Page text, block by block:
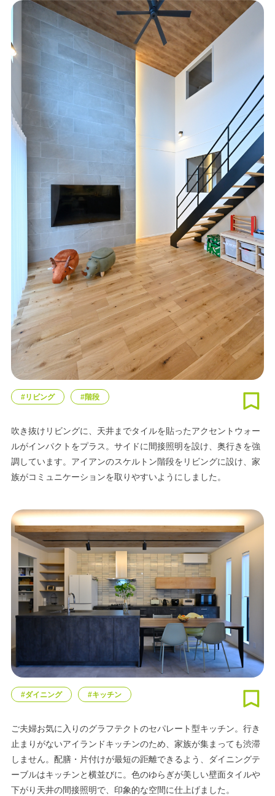
#リビング #階段
吹き抜けリビングに、天井までタイルを貼ったアクセントウォー
ルがインパクトをプラス。サイドに間接照明を設け、奥行きを強
調しています。アイアンのスケルトン階段をリビングに設け、家
族がコミュニケーションを取りやすいようにしました。
#ダイニング #キッチン
ご夫婦お気に入りのグラフテクトのセパレート型キッチン。行き
止まりがないアイランドキッチンのため、家族が集まっても渋滞
しません。配膳・片付けが最短の距離できるよう、ダイニングテ
ーブルはキッチンと横並びに。色のゆらぎが美しい壁面タイルや
下がり天井の間接照明で、印象的な空間に仕上げました。